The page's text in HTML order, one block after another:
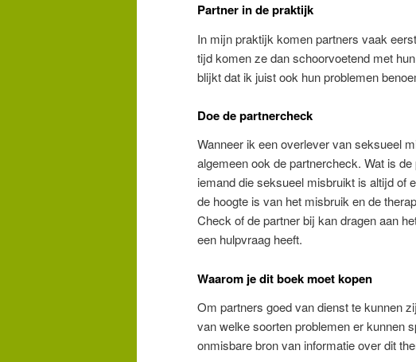
Partner in de praktijk
In mijn praktijk komen partners vaak
tijd komen ze dan schoorvoetend met
blijkt dat ik juist ook hun problemen
Doe de partnercheck
Wanneer ik een overlever van seksueel
algemeen ook de partnercheck. Wat is
iemand die seksueel misbruikt is altijd of
de hoogte is van het misbruik en de
Check of de partner bij kan dragen aan
een hulpvraag heeft.
Waarom je dit boek moet kopen
Om partners goed van dienst te kunnen
van welke soorten problemen er kunnen
onmisbare bron van informatie over dit